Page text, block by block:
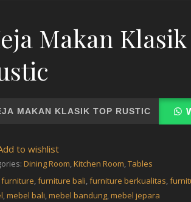
Makan Klasik
MAKAN KLASIK TOP RUSTIC
to wishlist
Dining Room,Kitchen Room,Tables
furniture,furniture bali,furniture berkualitas,
,mebel bali,mebel bandung,mebel jepara